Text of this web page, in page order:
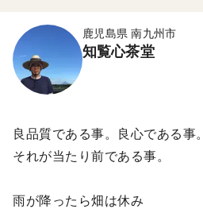
鹿児島県 南九州市
知覧心茶堂
良品質である事。良心である事。
それが当たり前である事。
雨が降ったら畑は休み